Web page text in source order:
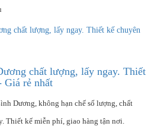
chất lượng, lấy ngay. Thiết
Giá rẻ nhất
Dương, không hạn chế số lượng, chất
Thiết kế miễn phí, giao hàng tận nơi.